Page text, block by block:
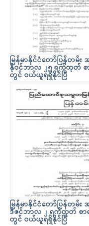
မြန်မာနိုင်ငံတော်ပြန်တမ်း
နိုဝင်ဘာလ ၂၅ ရက်ထုတ် စာ
တွင် ဝယ်ယူရရှိနိုင်ပြီ
မြန်မာနိုင်ငံတော်ပြန်တမ်း
ဒီဇင်ဘာလ ၂ ရက်ထုတ် စာစ
တွင် ဝယ်ယူရရှိနိုင်ပြီ